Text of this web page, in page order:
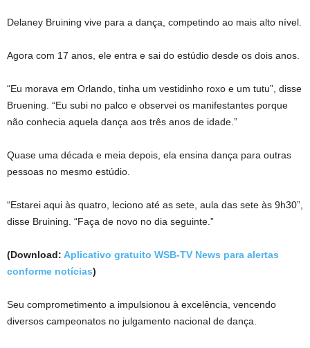
Delaney Bruining vive para a dança, competindo ao mais alto nível.
Agora com 17 anos, ele entra e sai do estúdio desde os dois anos.
“Eu morava em Orlando, tinha um vestidinho roxo e um tutu”, disse
Bruening. “Eu subi no palco e observei os manifestantes porque
não conhecia aquela dança aos três anos de idade.”
Quase uma década e meia depois, ela ensina dança para outras
pessoas no mesmo estúdio.
“Estarei aqui às quatro, leciono até as sete, aula das sete às 9h30”,
disse Bruining. “Faça de novo no dia seguinte.”
(Download: Aplicativo gratuito WSB-TV News para alertas
conforme notícias)
Seu comprometimento a impulsionou à excelência, vencendo
diversos campeonatos no julgamento nacional de dança.